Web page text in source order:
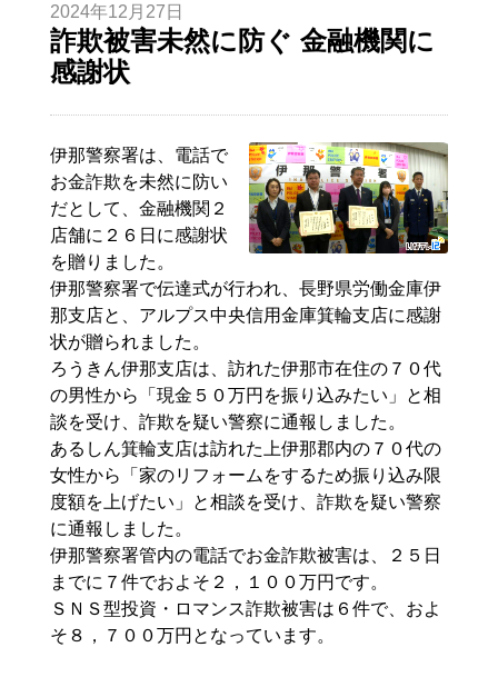
2024年12月27日
詐欺被害未然に防ぐ 金融機関に
感謝状
伊那警察署は、電話で
お金詐欺を未然に防い
だとして、金融機関２
店舗に２６日に感謝状
を贈りました。
伊那警察署で伝達式が行われ、長野県労働金庫伊
那支店と、アルプス中央信用金庫箕輪支店に感謝
状が贈られました。
ろうきん伊那支店は、訪れた伊那市在住の７０代
の男性から「現金５０万円を振り込みたい」と相
談を受け、詐欺を疑い警察に通報しました。
あるしん箕輪支店は訪れた上伊那郡内の７０代の
女性から「家のリフォームをするため振り込み限
度額を上げたい」と相談を受け、詐欺を疑い警察
に通報しました。
伊那警察署管内の電話でお金詐欺被害は、２５日
までに７件でおよそ２，１００万円です。
ＳＮＳ型投資・ロマンス詐欺被害は６件で、およ
そ８，７００万円となっています。